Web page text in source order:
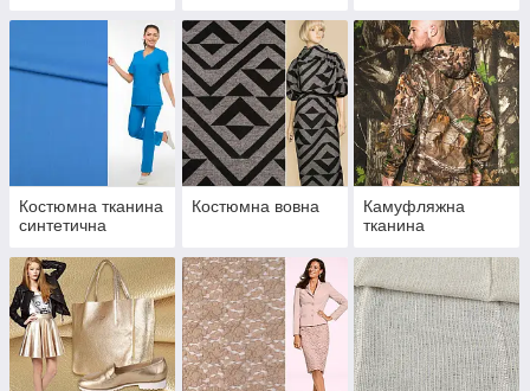
Костюмна тканина
синтетична
Костюмна вовна
Камуфляжна
тканина